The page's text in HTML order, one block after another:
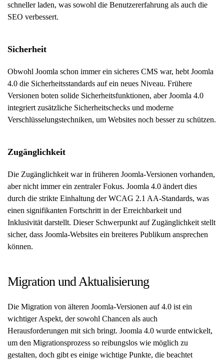
schneller laden, was sowohl die Benutzererfahrung als auch die
SEO verbessert.
Sicherheit
Obwohl Joomla schon immer ein sicheres CMS war, hebt Joomla
4.0 die Sicherheitsstandards auf ein neues Niveau. Frühere
Versionen boten solide Sicherheitsfunktionen, aber Joomla 4.0
integriert zusätzliche Sicherheitschecks und moderne
Verschlüsselungstechniken, um Websites noch besser zu schützen.
Zugänglichkeit
Die Zugänglichkeit war in früheren Joomla-Versionen vorhanden,
aber nicht immer ein zentraler Fokus. Joomla 4.0 ändert dies
durch die strikte Einhaltung der WCAG 2.1 AA-Standards, was
einen signifikanten Fortschritt in der Erreichbarkeit und
Inklusivität darstellt. Dieser Schwerpunkt auf Zugänglichkeit stellt
sicher, dass Joomla-Websites ein breiteres Publikum ansprechen
können.
Migration und Aktualisierung
Die Migration von älteren Joomla-Versionen auf 4.0 ist ein
wichtiger Aspekt, der sowohl Chancen als auch
Herausforderungen mit sich bringt. Joomla 4.0 wurde entwickelt,
um den Migrationsprozess so reibungslos wie möglich zu
gestalten, doch gibt es einige wichtige Punkte, die beachtet